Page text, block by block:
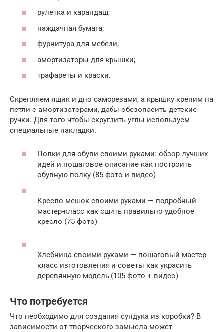
рулетка и карандаш;
наждачная бумага;
фурнитура для мебели;
амортизаторы для крышки;
трафареты и краски.
Скрепляем ящик и дно саморезами, а крышку крепим на
петли с амортизаторами, дабы обезопасить детские
ручки. Для того чтобы скруглить углы используем
специальные накладки.
Полки для обуви своими руками: обзор лучших
идей и пошаговое описание как построить
обувную полку (85 фото и видео)
Кресло мешок своими руками — подробный
мастер-класс как сшить правильно удобное
кресло (75 фото)
Хлебница своими руками — пошаговый мастер-
класс изготовления и советы как украсить
деревянную модель (105 фото + видео)
Что потребуется
Что необходимо для создания сундука из коробки? В
зависимости от творческого замысла может